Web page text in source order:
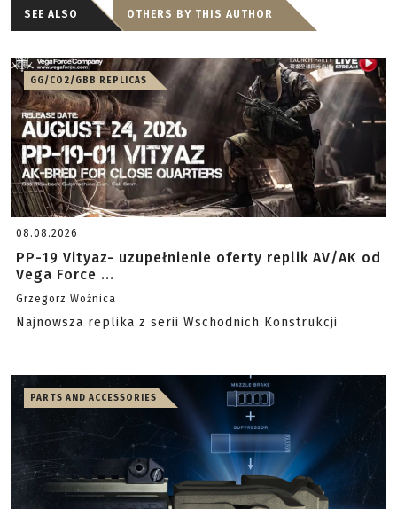
SEE ALSO OTHERS BY THIS AUTHOR
GG/CO2/GBB REPLICAS
08.08.2026
PP-19 Vityaz- uzupełnienie oferty replik AV/AK od
Vega Force ...
Grzegorz Woźnica
Najnowsza replika z serii Wschodnich Konstrukcji
PARTS AND ACCESSORIES